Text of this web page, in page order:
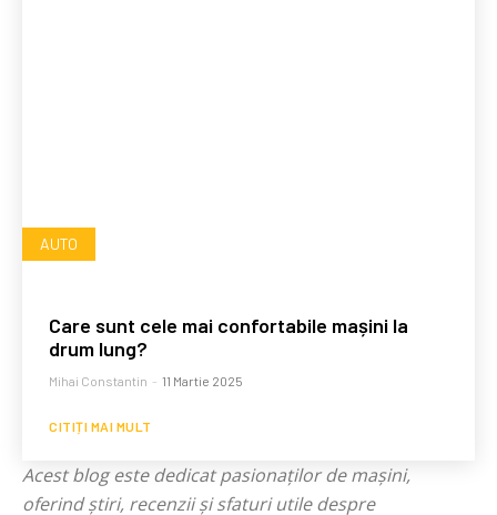
AUTO
Care sunt cele mai confortabile mașini la
drum lung?
Mihai Constantin - 11 Martie 2025
CITIȚI MAI MULT
Acest blog este dedicat pasionaților de mașini,
oferind știri, recenzii și sfaturi utile despre